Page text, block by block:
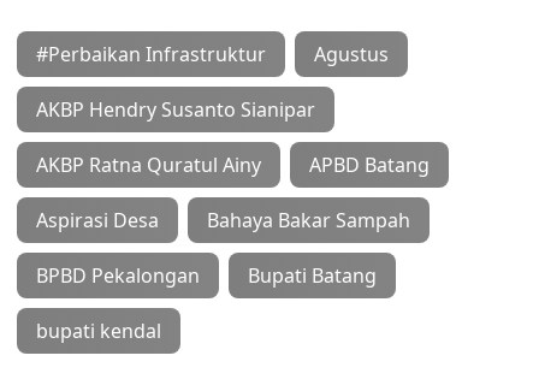
#Perbaikan Infrastruktur Agustus
AKBP Hendry Susanto Sianipar
AKBP Ratna Quratul Ainy APBD Batang
Aspirasi Desa Bahaya Bakar Sampah
BPBD Pekalongan Bupati Batang
bupati kendal